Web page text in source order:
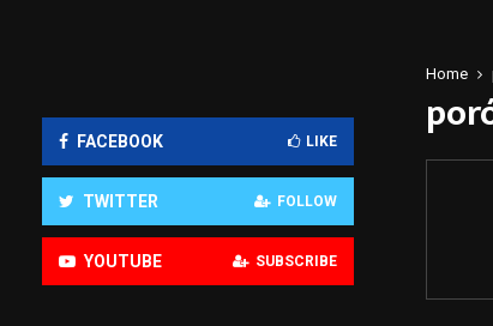
Home
FACEBOOK LIKE
TWITTER FOLLOW
YOUTUBE SUBSCRIBE